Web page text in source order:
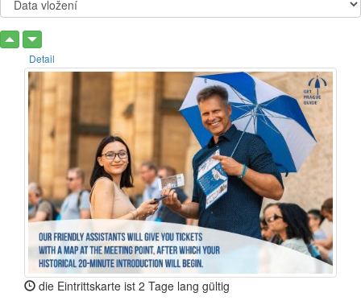
Detail
die Eintrittskarte ist 2 Tage lang gültig